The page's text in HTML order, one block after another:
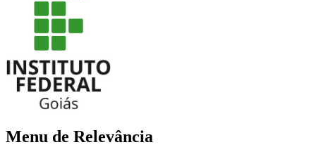
Menu de Relevância